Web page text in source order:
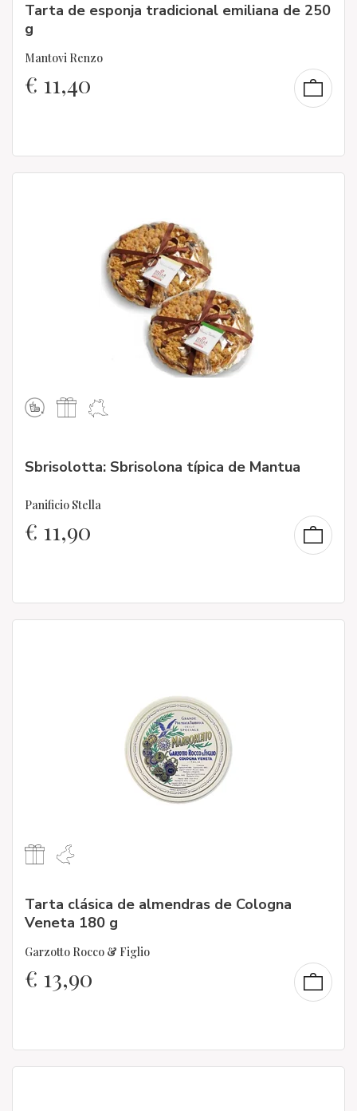
Tarta de esponja tradicional emiliana de 250
g
Mantovi Renzo
€ 11,40
Sbrisolotta: Sbrisolona típica de Mantua
Panificio Stella
€ 11,90
Tarta clásica de almendras de Cologna
Veneta 180 g
Garzotto Rocco & Figlio
€ 13,90